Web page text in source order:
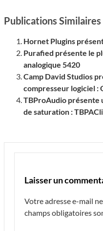
Publications Similaires
Hornet Plugins
Purafied présente le
analogique 5420
Camp David Studios
compresseur logiciel :
TBProAudio présente
de saturation :
Laisser un
Votre adresse e-mail
champs obligatoires